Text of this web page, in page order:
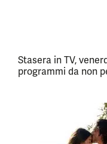
Stasera in TV,
programmi da non